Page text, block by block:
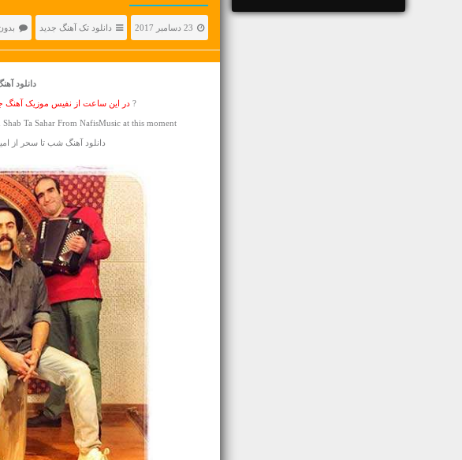
23 دسامبر 2017 دانلود تک آهنگ جدید
دانلود
?در این ساعت از نفیس موزیک آهنگ
Ta Sahar From NafisMusic at this moment
دانلود آهنگ شب تا سحر از امید نعمتی با 2 کیفیت 128 و 320